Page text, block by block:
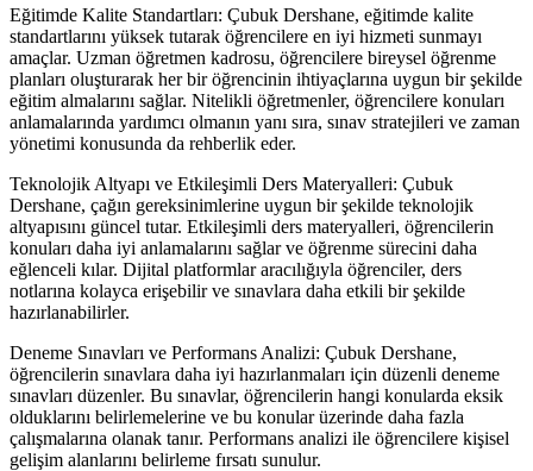
Eğitimde Kalite Standartları: Çubuk Dershane, eğitimde kalite
standartlarını yüksek tutarak öğrencilere en iyi hizmeti sunmayı
amaçlar. Uzman öğretmen kadrosu, öğrencilere bireysel öğrenme
planları oluşturarak her bir öğrencinin ihtiyaçlarına uygun bir şekilde
eğitim almalarını sağlar. Nitelikli öğretmenler, öğrencilere konuları
anlamalarında yardımcı olmanın yanı sıra, sınav stratejileri ve zaman
yönetimi konusunda da rehberlik eder.
Teknolojik Altyapı ve Etkileşimli Ders Materyalleri: Çubuk
Dershane, çağın gereksinimlerine uygun bir şekilde teknolojik
altyapısını güncel tutar. Etkileşimli ders materyalleri, öğrencilerin
konuları daha iyi anlamalarını sağlar ve öğrenme sürecini daha
eğlenceli kılar. Dijital platformlar aracılığıyla öğrenciler, ders
notlarına kolayca erişebilir ve sınavlara daha etkili bir şekilde
hazırlanabilirler.
Deneme Sınavları ve Performans Analizi: Çubuk Dershane,
öğrencilerin sınavlara daha iyi hazırlanmaları için düzenli deneme
sınavları düzenler. Bu sınavlar, öğrencilerin hangi konularda eksik
olduklarını belirlemelerine ve bu konular üzerinde daha fazla
çalışmalarına olanak tanır. Performans analizi ile öğrencilere kişisel
gelişim alanlarını belirleme fırsatı sunulur.